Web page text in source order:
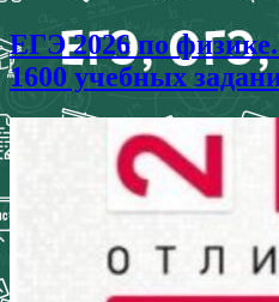
ЕГЭ 2026 по
1600 учебных